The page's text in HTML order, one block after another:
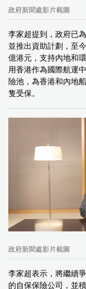
政府新聞處影片截圖
李家超提到，政府已
並推出資助計劃，至
億港元，支持內地和
用香港作為國際航運
險池，為香港和內地
隻受保。
政府新聞處影片截圖
李家超表示，將繼續
的自保保險公司，並